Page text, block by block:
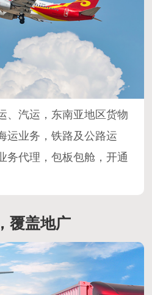
、汽运，东南亚地区货物
运业务，铁路及公路运
务代理，包板包舱，开通
覆盖地广